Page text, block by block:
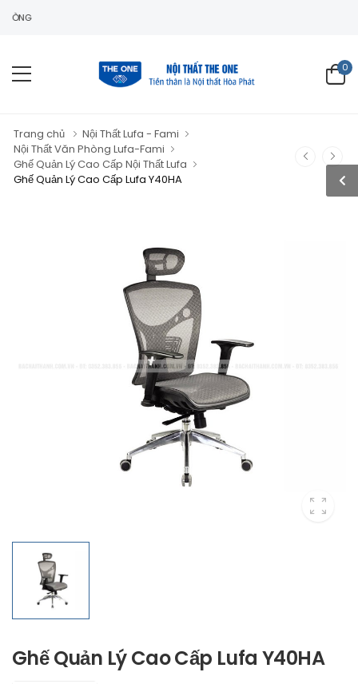
0
Trang chủ
Nội Thất Lufa - Fami
Nội Thất Văn Phòng Lufa-Fami
Ghế Quản Lý Cao Cấp Nội Thất Lufa
Ghế Quản Lý Cao Cấp Lufa Y40HA
Ghế Quản Lý Cao Cấp Lufa Y40HA